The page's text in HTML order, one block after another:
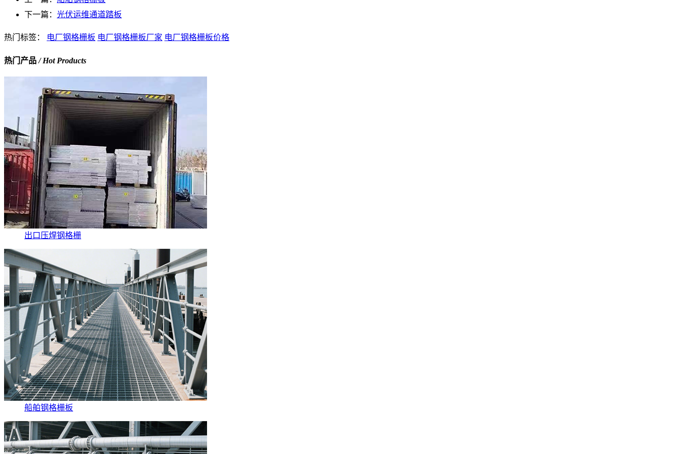
下一篇： 光伏运维通道踏板
热门标签： 电厂钢格栅板 电厂钢格栅板厂家 电厂钢格栅板价格
热门产品/ Hot Products
出口压焊钢格栅
船舶钢格栅板